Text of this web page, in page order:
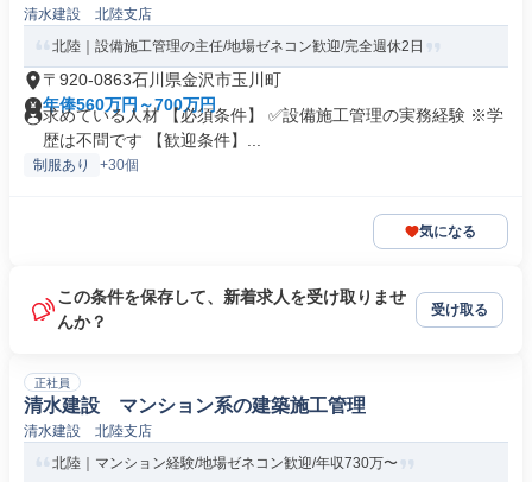
清水建設 北陸支店
北陸｜設備施工管理の主任/地場ゼネコン歓迎/完全週休2日
〒920-0863石川県金沢市玉川町
年俸560万円～700万円
求めている人材 【必須条件】 ✅設備施工管理の実務経験 ※学
歴は不問です 【歓迎条件】...
制服あり +30個
気になる
この条件を保存して、新着求人を受け取りませ
んか？
受け取る
正社員
清水建設 マンション系の建築施工管理
清水建設 北陸支店
北陸｜マンション経験/地場ゼネコン歓迎/年収730万〜